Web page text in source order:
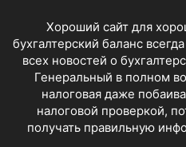
Хороший сайт для
бухгалтерский баланс
всех новостей о
Генеральный в полном
налоговая даже
налоговой проверкой,
получать правильную